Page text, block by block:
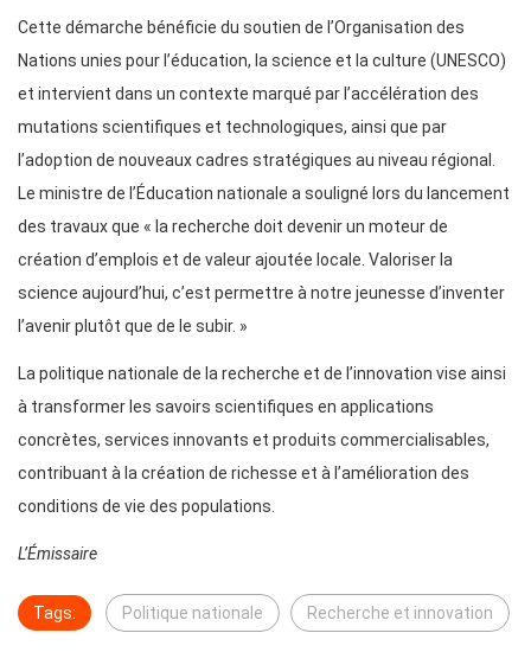
Cette démarche bénéficie du soutien de l’Organisation des
Nations unies pour l’éducation, la science et la culture (UNESCO)
et intervient dans un contexte marqué par l’accélération des
mutations scientifiques et technologiques, ainsi que par
l’adoption de nouveaux cadres stratégiques au niveau régional.
Le ministre de l’Éducation nationale a souligné lors du lancement
des travaux que « la recherche doit devenir un moteur de
création d’emplois et de valeur ajoutée locale. Valoriser la
science aujourd’hui, c’est permettre à notre jeunesse d’inventer
l’avenir plutôt que de le subir. »
La politique nationale de la recherche et de l’innovation vise ainsi
à transformer les savoirs scientifiques en applications
concrètes, services innovants et produits commercialisables,
contribuant à la création de richesse et à l’amélioration des
conditions de vie des populations.
L’Émissaire
Tags: Politique nationale Recherche et innovation